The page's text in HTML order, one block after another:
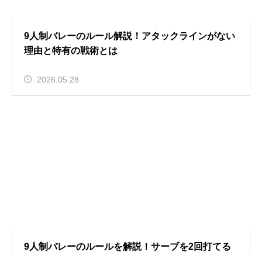
9人制バレーのルール解説！アタックラインがない
理由と特有の戦術とは
2026.05.28
9人制バレーのルールを解説！サーブを2回打てる